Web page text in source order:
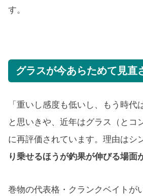
す。
グラスが今あらためて見直
「重いし感度も低いし、もう時代
と思いきや、近年はグラス（とコ
に再評価されています。理由はシ
り乗せるほうが釣果が伸びる場面
巻物の代表格・クランクベイトが